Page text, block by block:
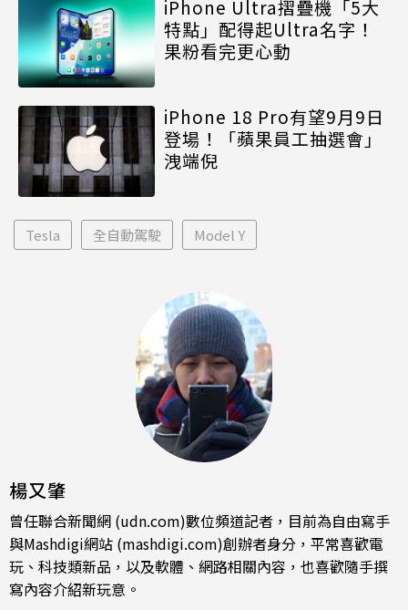
iPhone Ultra摺疊機「5大
特點」配得起Ultra名字！
果粉看完更心動
iPhone 18 Pro有望9月9日
登場！「蘋果員工抽選會」
洩端倪
Tesla 全自動駕駛 Model Y
楊又肇
曾任聯合新聞網 (udn.com)數位頻道記者，目前為自由寫手
與Mashdigi網站 (mashdigi.com)創辦者身分，平常喜歡電
玩、科技類新品，以及軟體、網路相關內容，也喜歡隨手撰
寫內容介紹新玩意。